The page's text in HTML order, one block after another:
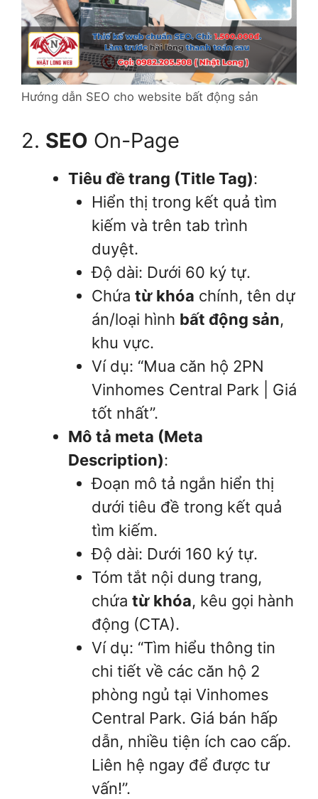
Hướng dẫn SEO cho website bất động sản
2. SEO On-Page
Tiêu đề trang (Title Tag):
Hiển thị trong kết quả tìm
kiếm và trên tab trình
duyệt.
Độ dài: Dưới 60 ký tự.
Chứa từ khóa chính, tên dự
án/loại hình bất động sản,
khu vực.
Ví dụ: “Mua căn hộ 2PN
Vinhomes Central Park | Giá
tốt nhất”.
Mô tả meta (Meta
Description):
Đoạn mô tả ngắn hiển thị
dưới tiêu đề trong kết quả
tìm kiếm.
Độ dài: Dưới 160 ký tự.
Tóm tắt nội dung trang,
chứa từ khóa, kêu gọi hành
động (CTA).
Ví dụ: “Tìm hiểu thông tin
chi tiết về các căn hộ 2
phòng ngủ tại Vinhomes
Central Park. Giá bán hấp
dẫn, nhiều tiện ích cao cấp.
Liên hệ ngay để được tư
vấn!”.